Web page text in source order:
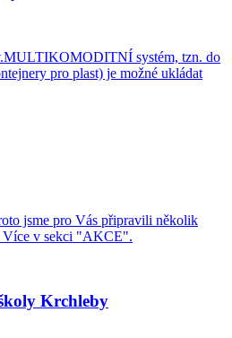
systém, tzn. do
pro plast) je možné ukládat
jsme pro Vás připravili několik
Více v sekci "AKCE".
Krchleby